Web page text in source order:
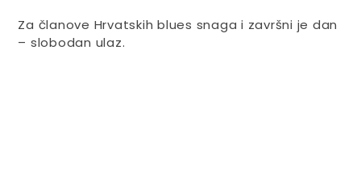
Za članove Hrvatskih blues snaga i završni je dan
– slobodan ulaz.